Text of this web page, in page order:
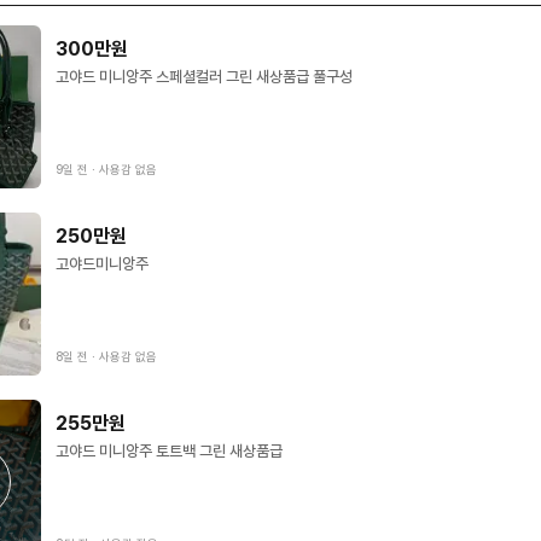
300만원
고야드 미니앙주 스페셜컬러 그린 새상품급 풀구성
9일 전 ∙ 사용감 없음
250만원
고야드미니앙주
8일 전 ∙ 사용감 없음
255만원
고야드 미니앙주 토트백 그린 새상품급